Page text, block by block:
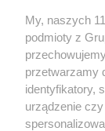
Żaden utwór
tym także
eksploatacji w
Internecie bez
wykorzystanie
tzn. bez
ścigane prawnie.
My, naszych
podmioty z
przetwarzamy
identyfikatory,
urządzenie